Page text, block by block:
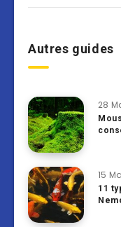
Autres guides
28
15
11